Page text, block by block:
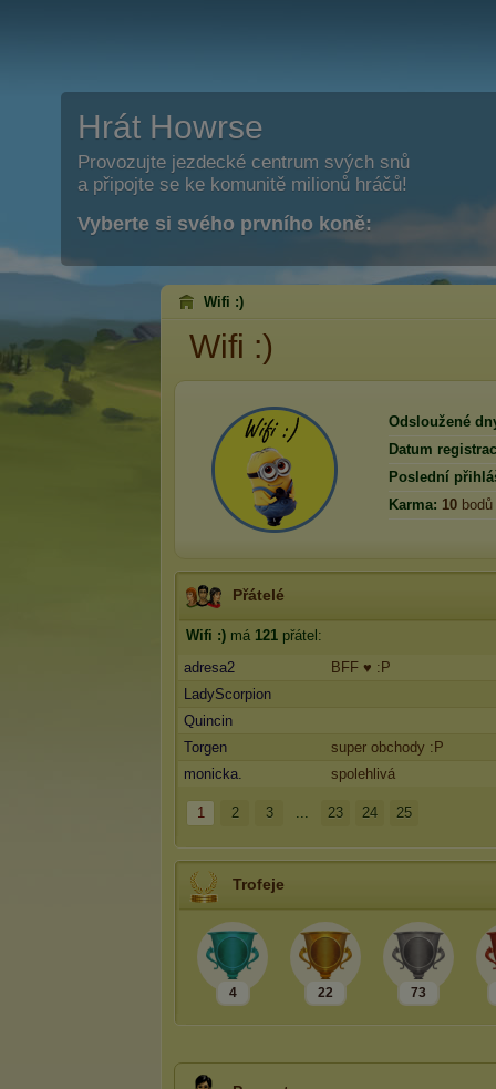
Hrát Howrse
Provozujte jezdecké centrum svých snů
a připojte se ke komunitě milionů hráčů!
Vyberte si svého prvního koně:
Wifi :)
Wifi :)
Odsloužené
Datum
Poslední
Karma: 10 bodů
Přátelé
Wifi :) má 121 přátel:
adresa2
BFF ♥ :P
LadyScorpion
Quincin
Torgen
super obchody :P
monicka.
spolehlivá
1 2 3 ... 23 24 25
Trofeje
4 22 73